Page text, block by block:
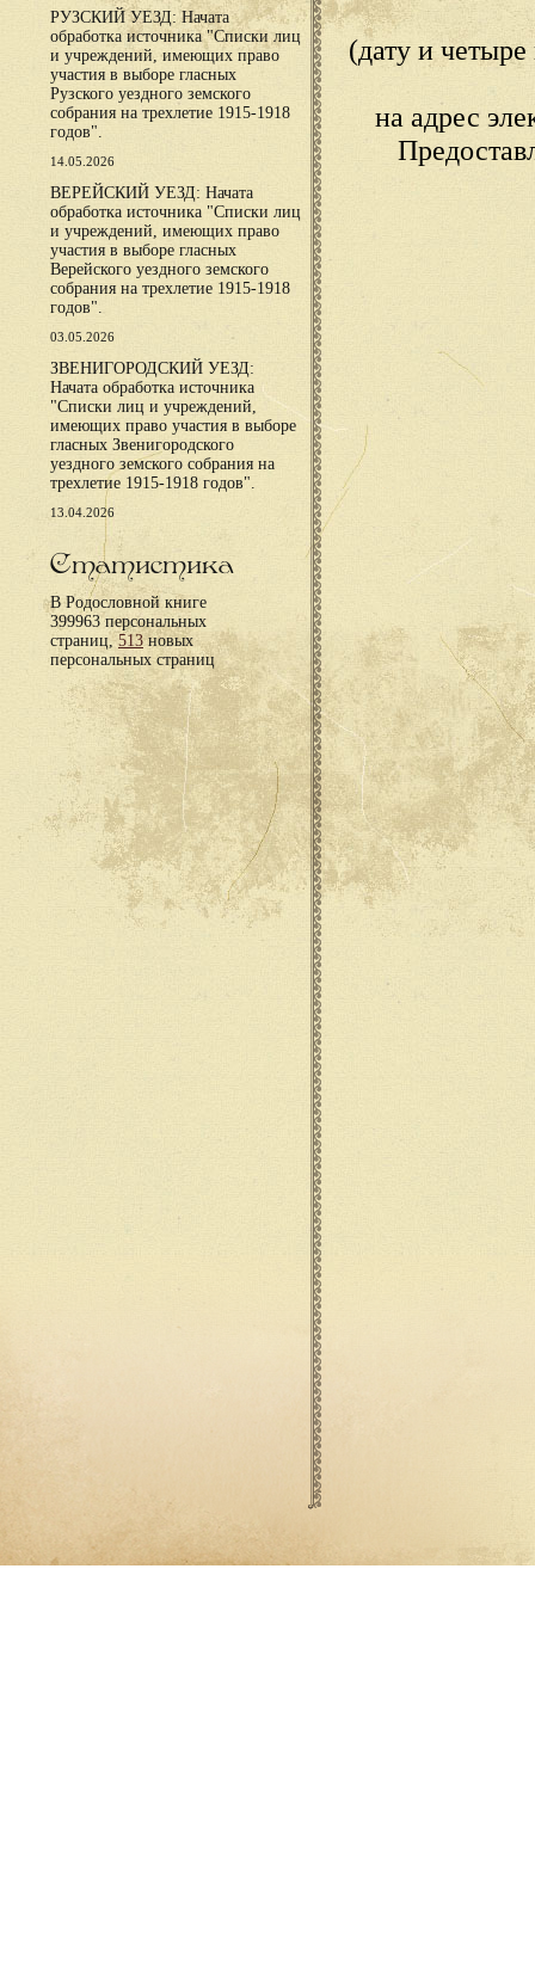
РУЗСКИЙ УЕЗД: Начата
обработка источника "Списки лиц
и учреждений, имеющих право
участия в выборе гласных
Рузского уездного земского
собрания на трехлетие 1915-1918
годов".
14.05.2026
ВЕРЕЙСКИЙ УЕЗД: Начата
обработка источника "Списки лиц
и учреждений, имеющих право
участия в выборе гласных
Верейского уездного земского
собрания на трехлетие 1915-1918
годов".
03.05.2026
ЗВЕНИГОРОДСКИЙ УЕЗД:
Начата обработка источника
"Списки лиц и учреждений,
имеющих право участия в выборе
гласных Звенигородского
уездного земского собрания на
трехлетие 1915-1918 годов".
13.04.2026
Статистика
В Родословной книге
399963 персональных
страниц,513новых
персональных страниц
(дату и
на адрес